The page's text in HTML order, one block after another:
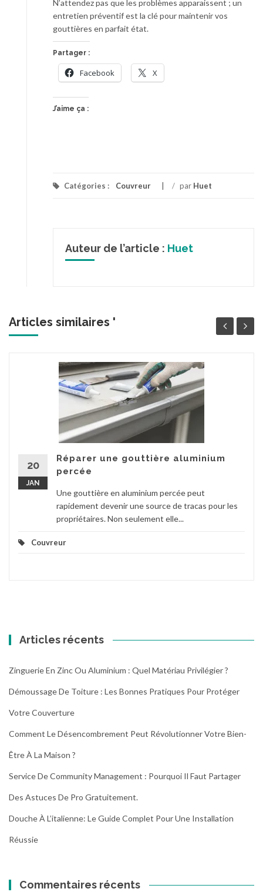
N’attendez pas que les problèmes apparaissent ; un
entretien préventif est la clé pour maintenir vos
gouttières en parfait état.
Partager :
Facebook X
J’aime ça :
Catégories : Couvreur / par Huet
Auteur de l’article : Huet
Articles similaires '
20
JAN
Réparer une gouttière aluminium
percée
Une gouttière en aluminium percée peut
rapidement devenir une source de tracas pour les
propriétaires. Non seulement elle...
Couvreur
Articles récents
Zinguerie En Zinc Ou Aluminium : Quel Matériau Privilégier ?
Démoussage De Toiture : Les Bonnes Pratiques Pour Protéger
Votre Couverture
Comment Le Désencombrement Peut Révolutionner Votre Bien-
Être À La Maison ?
Service De Community Management : Pourquoi Il Faut Partager
Des Astuces De Pro Gratuitement.
Douche À L’italienne: Le Guide Complet Pour Une Installation
Réussie
Commentaires récents